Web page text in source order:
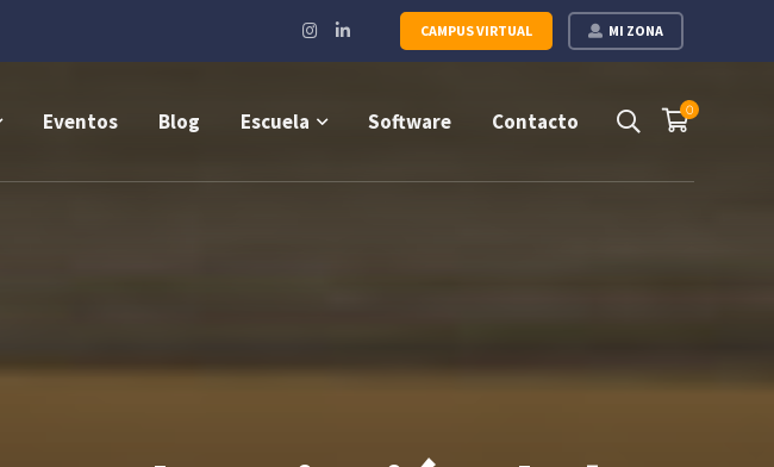
MI ZONA
CAMPUS VIRTUAL
Instagram
Profile
LinkedIn
Profile
0
Eventos Blog Escuela Software Contacto